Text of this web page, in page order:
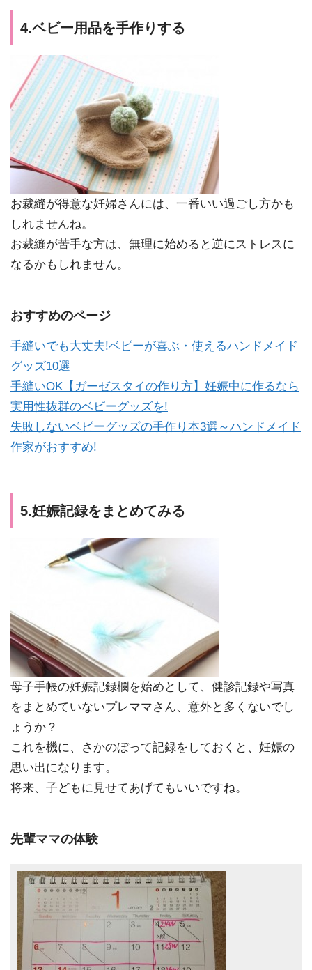
4.ベビー用品を手作りする
お裁縫が得意な妊婦さんには、一番いい過ごし方かも
しれませんね。
お裁縫が苦手な方は、無理に始めると逆にストレスに
なるかもしれません。
おすすめのページ
手縫いでも大丈夫!ベビーが喜ぶ・使えるハンドメイド
グッズ10選
手縫いOK【ガーゼスタイの作り方】妊娠中に作るなら
実用性抜群のベビーグッズを!
失敗しないベビーグッズの手作り本3選～ハンドメイド
作家がおすすめ!
5.妊娠記録をまとめてみる
母子手帳の妊娠記録欄を始めとして、健診記録や写真
をまとめていないプレママさん、意外と多くないでし
ょうか？
これを機に、さかのぼって記録をしておくと、妊娠の
思い出になります。
将来、子どもに見せてあげてもいいですね。
先輩ママの体験